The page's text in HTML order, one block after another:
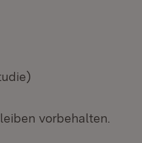
vorbehalten.